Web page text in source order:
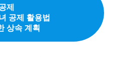
제
공제 활용법
상속 계획